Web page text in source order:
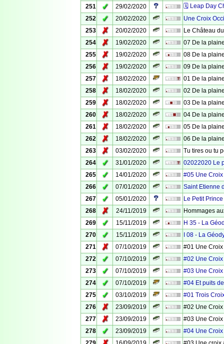
251
✓ 29/02/2020
🗓 Leap Day
252
✓ 20/02/2020
Une Croix
253
✗ 20/02/2020
Le Château
254
✗ 19/02/2020
07 De la
255
✗ 19/02/2020
08 De la
256
✗ 19/02/2020
09 De la
257
✗ 18/02/2020
01 De la
258
✗ 18/02/2020
02 De la
259
✗ 18/02/2020
03 De la
260
✗ 18/02/2020
04 De la
261
✗ 18/02/2020
05 De la
262
✗ 18/02/2020
06 De la
263
✗ 03/02/2020
Tu tires ou tu
264
✓ 31/01/2020
02022020 Le
265
✓ 14/01/2020
#05 Une Croix
266
✓ 07/01/2020
Saint Etienne
267
✓ 05/01/2020
Le Petit Prince
268
✗ 24/11/2019
Hommages
269
✓ 15/11/2019
H 35 - La
270
✓ 15/11/2019
I 08 - La
271
✗ 07/10/2019
#01 Une Croix
272
✓ 07/10/2019
#02 Une Croix
273
✓ 07/10/2019
#03 Une Croix
274
✓ 07/10/2019
#04 Et puits
275
✓ 03/10/2019
#01 Trois
276
✗ 23/09/2019
#02 Une
277
✗ 23/09/2019
#03 Une
278
✓ 23/09/2019
#04 Une